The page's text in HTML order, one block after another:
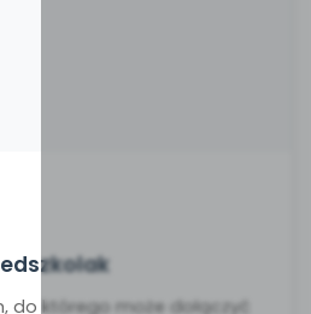
do którego może dołączyć